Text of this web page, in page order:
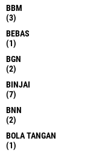
BBM
(3)
BEBAS
(1)
BGN
(2)
BINJAI
(7)
BNN
(2)
BOLA TANGAN
(1)